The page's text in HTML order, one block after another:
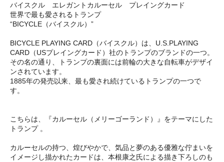
バイスクル エレガントカルーセル プレイングカード
世界で最も愛されるトランプ
“BICYCLE（バイスクル）”
BICYCLE PLAYING CARD（バイスクル）は、U.S.PLAYING
CARD（USプレイングカード）社のトランプのブランドの一つ。
その名の通り、トランプの裏面には前輪の大きな自転車がデザイ
ンされています。
1885年の発売以来、最も愛され続けているトランプの一つで
す。
こちらは、『カルーセル（メリーゴーランド）』をテーマにした
トランプ 。
カルーセルの持つ、煌びやかで、気品と夢のある優雅な佇まいを
イメージし描かれたカードは、本根康之氏による描き下ろしのも